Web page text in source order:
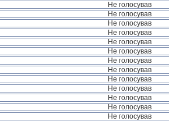
Не голосував
Не голосував
Не голосував
Не голосував
Не голосував
Не голосував
Не голосував
Не голосував
Не голосував
Не голосував
Не голосував
Не голосував
Не голосував